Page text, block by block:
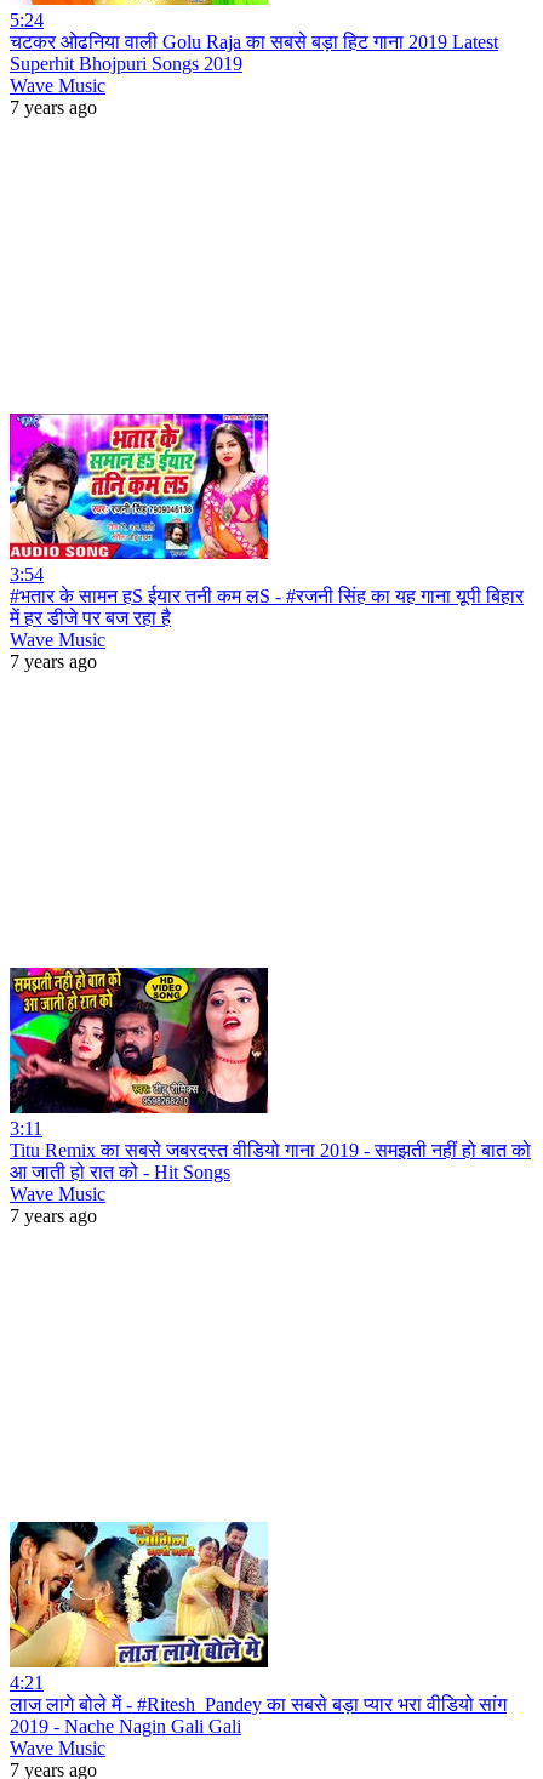
5:24
चटकर ओढनिया वाली Golu Raja का सबसे बड़ा हिट गाना 2019 Latest
Superhit Bhojpuri Songs 2019
Wave Music
7 years ago
3:54
#भतार के सामन हS ईयार तनी कम लS - #रजनी सिंह का यह गाना यूपी बिहार
में हर डीजे पर बज रहा है
Wave Music
7 years ago
3:11
Titu Remix का सबसे जबरदस्त वीडियो गाना 2019 - समझती नहीं हो बात को
आ जाती हो रात को - Hit Songs
Wave Music
7 years ago
4:21
लाज लागे बोले में - #Ritesh_Pandey का सबसे बड़ा प्यार भरा वीडियो सांग
2019 - Nache Nagin Gali Gali
Wave Music
7 years ago